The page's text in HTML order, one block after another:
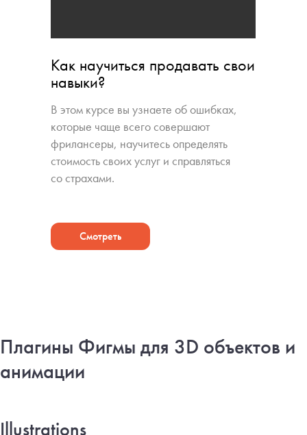
Смотреть
Как научиться продавать свои
навыки?
В этом курсе вы узнаете об ошибках,
которые чаще всего совершают
фрилансеры, научитесь определять
стоимость своих услуг и справляться
со страхами.
Плагины Фигмы для 3D объектов и
анимации
Illustrations